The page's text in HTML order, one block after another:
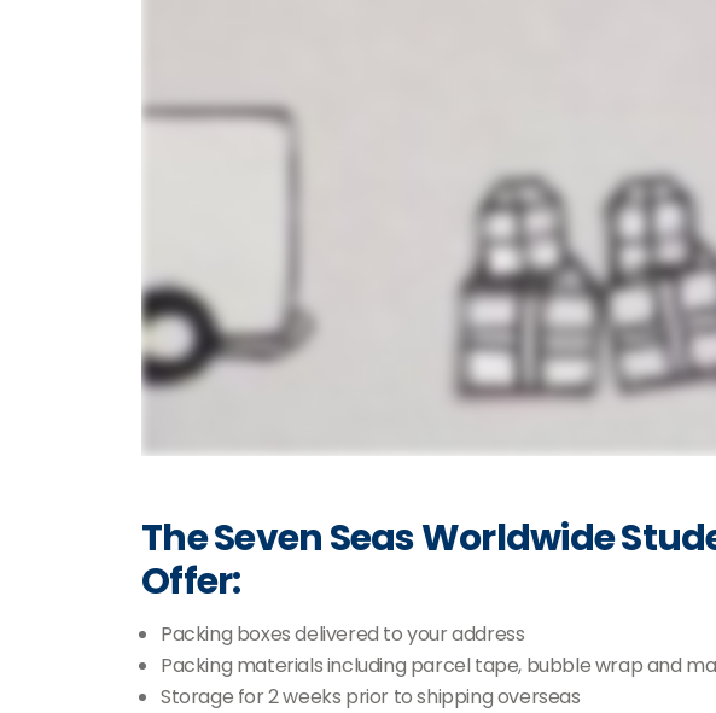
The Seven Seas Worldwide
Offer:
Packing boxes delivered to your address
Packing materials including parcel tape, bubble wrap and
Storage for 2 weeks prior to shipping overseas